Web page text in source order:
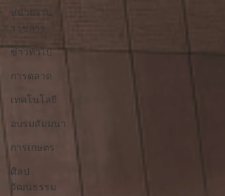
หน่วยงาน
ราชการ
ข่าวทั่วไป
การตลาด
เทคโนโลยี
อบรมสัมมนา
การเกษตร
ศิลป
วัฒนธรรม